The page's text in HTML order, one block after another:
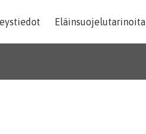
Eläinsuojelutarinoita